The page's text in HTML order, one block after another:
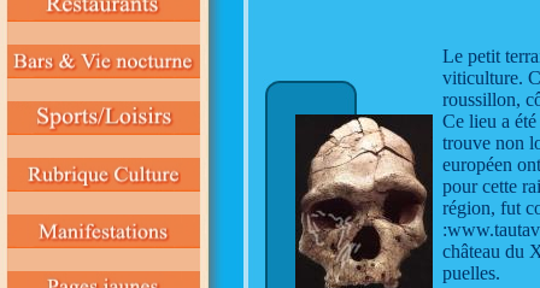
Le petit
viticulture.
roussillon,
Ce lieu a
trouve non
européen
pour cette
région, fut
château du
puelles.